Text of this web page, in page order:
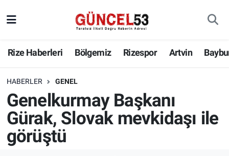
Rize Haberleri Bölgemiz Rizespor Artvin
HABERLER GENEL
Genelkurmay Başkanı
Gürak, Slovak mevkidaşı ile
görüştü